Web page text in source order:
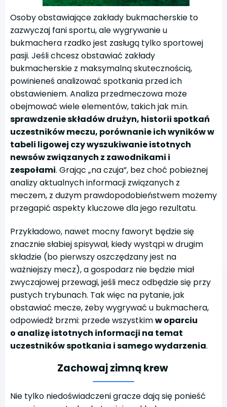
Osoby obstawiające zakłady bukmacherskie to
zazwyczaj fani sportu, ale wygrywanie u
bukmachera rzadko jest zasługą tylko sportowej
pasji. Jeśli chcesz obstawiać zakłady
bukmacherskie z maksymalną skutecznością,
powinieneś analizować spotkania przed ich
obstawieniem. Analiza przedmeczowa może
obejmować wiele elementów, takich jak m.in.
sprawdzenie składów drużyn, historii spotkań
uczestników meczu, porównanie ich wyników w
tabeli ligowej czy wyszukiwanie istotnych
newsów związanych z zawodnikami i
zespołami. Grając „na czuja”, bez choć pobieżnej
analizy aktualnych informacji związanych z
meczem, z dużym prawdopodobieństwem możemy
przegapić aspekty kluczowe dla jego rezultatu.
Przykładowo, nawet mocny faworyt będzie się
znacznie słabiej spisywał, kiedy wystąpi w drugim
składzie (bo pierwszy oszczędzany jest na
ważniejszy mecz), a gospodarz nie będzie miał
zwyczajowej przewagi, jeśli mecz odbędzie się przy
pustych trybunach. Tak więc na pytanie, jak
obstawiać mecze, żeby wygrywać u bukmachera,
odpowiedź brzmi: przede wszystkimw oparciu
o analizę istotnych informacji na temat
uczestników spotkania i samego wydarzenia.
Zachowaj zimną krew
Nie tylko niedoświadczeni gracze dają się ponieść